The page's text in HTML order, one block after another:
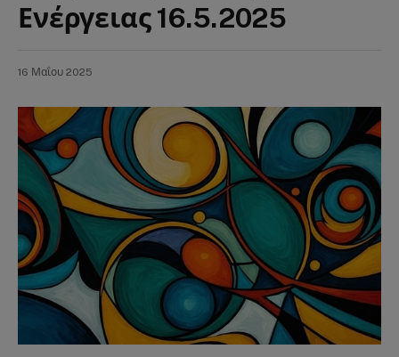
Ενέργειας 16.5.2025
16 Μαΐου 2025